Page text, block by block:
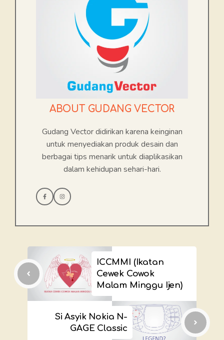
ABOUT GUDANG VECTOR
Gudang Vector didirikan karena keinginan
untuk menyediakan produk desain dan
berbagai tips menarik untuk diaplikasikan
dalam kehidupan sehari-hari.
ICCMMI (Ikatan
Cewek Cowok
Malam Minggu Ijen)
Si Asyik Nokia N-
GAGE Classic